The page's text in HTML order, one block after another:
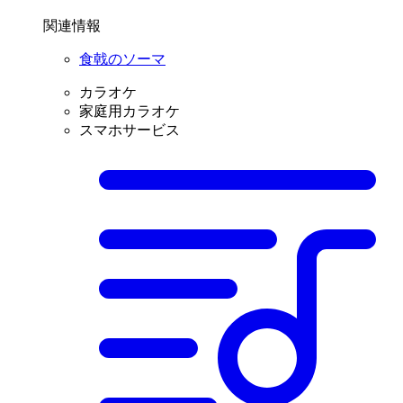
関連情報
食戟のソーマ
カラオケ
家庭用カラオケ
スマホサービス